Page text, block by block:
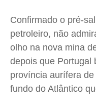
Confirmado o pré-
petroleiro, não
olho na nova mina
depois que Portugal
província aurífera
fundo do Atlântico